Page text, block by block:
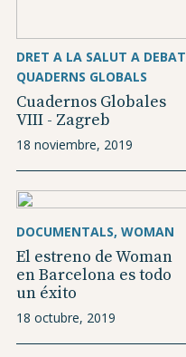
DRET A LA SALUT A DEBAT
QUADERNS GLOBALS
Cuadernos Globales
VIII - Zagreb
18 noviembre, 2019
DOCUMENTALS WOMAN
El estreno de Woman
en Barcelona es todo
un éxito
18 octubre, 2019